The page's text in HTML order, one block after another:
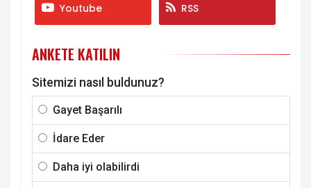
Youtube RSS
ANKETE KATILIN
Sitemizi nasıl buldunuz?
Gayet Başarılı
İdare Eder
Daha iyi olabilirdi